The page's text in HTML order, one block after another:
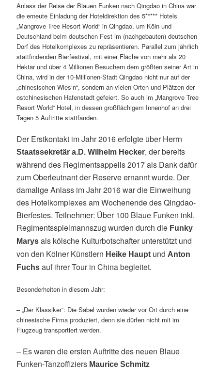
Anlass der Reise der Blauen Funken nach Qingdao in China war
die erneute Einladung der Hoteldirektion des 5***** Hotels
„Mangrove Tree Resort World“ in Qingdao, um Köln und
Deutschland beim deutschen Fest im (nachgebauten) deutschen
Dorf des Hotelkomplexes zu repräsentieren. Parallel zum jährlich
stattfindenden Bierfestival, mit einer Fläche von mehr als 20
Hektar und über 4 Millionen Besuchern dem größten seiner Art in
China, wird in der 10-Millionen-Stadt Qingdao nicht nur auf der
„chinesischen Wies‘n“, sondern an vielen Orten und Plätzen der
ostchinesischen Hafenstadt gefeiert. So auch im „Mangrove Tree
Resort World“ Hotel, in dessen großflächigem Innenhof an drei
Tagen 5 Auftritte stattfanden.
Der Erstkontakt im Jahr 2016 erfolgte über Herrn
Staatssekretär a.D. Wilhelm Hecker, der bereits
während des Regimentsappells 2017 als Dank dafür
zum Oberleutnant der Reserve ernannt wurde. Der
damalige Anlass im Jahr 2016 war die Einweihung
des Hotelkomplexes am Wochenende des Qingdao-
Bierfestes.Teilnehmer: Über 100 Blaue Funken inkl.
Regimentsspielmannszug wurden durch die Funky
Marysals kölsche Kulturbotschafter unterstützt und
von den Kölner Künstlern Heike Haupt undAnton
Fuchsauf ihrer Tour in China begleitet.
Besonderheiten in diesem Jahr:
– „Der Klassiker“: Die Säbel wurden wieder vor Ort durch eine
chinesische Firma produziert, denn sie dürfen nicht mit im
Flugzeug transportiert werden.
– Es waren die ersten Auftritte des neuen Blaue
Funken-Tanzoffiziers Maurice Schmitz